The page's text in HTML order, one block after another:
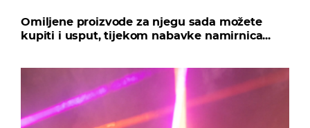
Omiljene proizvode za njegu sada možete
kupiti i usput, tijekom nabavke namirnica...